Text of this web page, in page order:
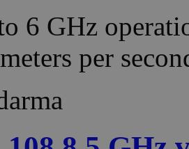
6 GHz
per